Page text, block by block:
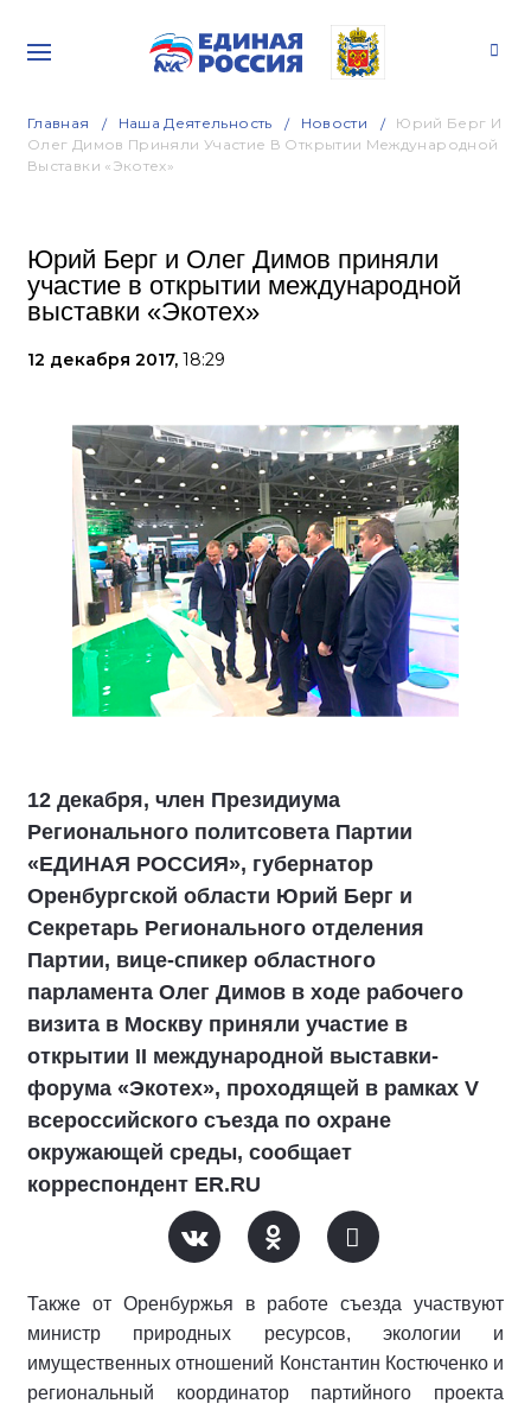
Главная Наша Деятельность Новости
Юрий Берг И
Олег Димов Приняли Участие В Открытии Международной
Выставки «Экотех»
Юрий Берг и Олег Димов приняли
участие в открытии международной
выставки «Экотех»
12 декабря 2017, 18:29
12 декабря, член Президиума
Регионального политсовета Партии
«ЕДИНАЯ РОССИЯ», губернатор
Оренбургской области Юрий Берг и
Секретарь Регионального отделения
Партии, вице-спикер областного
парламента Олег Димов в ходе рабочего
визита в Москву приняли участие в
открытии II международной выставки-
форума «Экотех», проходящей в рамках V
всероссийского съезда по охране
окружающей среды, сообщает
корреспондент ER.RU
Также от Оренбуржья в работе съезда участвуют
министр природных ресурсов, экологии и
имущественных отношений Константин Костюченко и
региональный координатор партийного проекта